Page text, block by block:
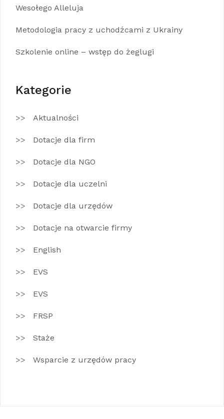
Wesołego Alleluja
Metodologia pracy z uchodźcami z Ukrainy
Szkolenie online – wstęp do żeglugi
Kategorie
Aktualności
Dotacje dla firm
Dotacje dla NGO
Dotacje dla uczelni
Dotacje dla urzędów
Dotacje na otwarcie firmy
English
EVS
EVS
FRSP
Staże
Wsparcie z urzędów pracy